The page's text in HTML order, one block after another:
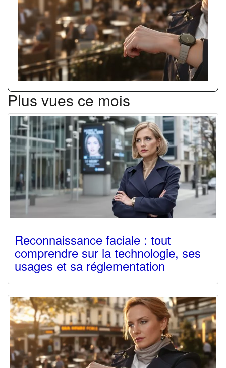
Plus vues ce mois
Reconnaissance faciale : tout
comprendre sur la technologie, ses
usages et sa réglementation